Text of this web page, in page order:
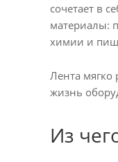
сочетает в
материалы:
химии и
Лента мягко
жизнь
Из